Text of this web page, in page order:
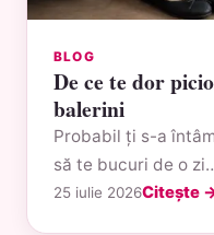
BLOG
De ce te dor
balerini
Probabil ți s-a
să te bucuri de o
25 iulie 2026Citește